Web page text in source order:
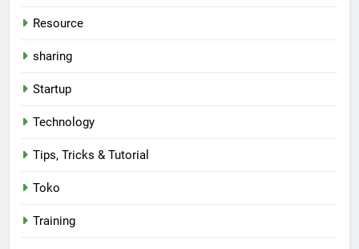
Resource
sharing
Startup
Technology
Tips, Tricks & Tutorial
Toko
Training